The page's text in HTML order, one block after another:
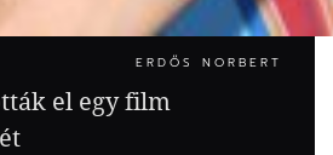
ERDŐS NORBERT
el egy film